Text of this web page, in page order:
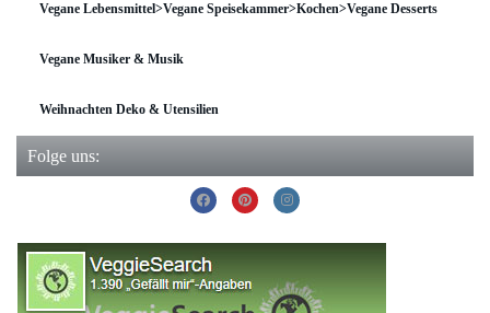
Vegane Lebensmittel>Vegane Speisekammer>Kochen>Vegane Desserts
Vegane Musiker & Musik
Weihnachten Deko & Utensilien
Folge uns: